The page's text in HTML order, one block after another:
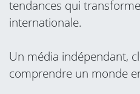
tendances qui
internationale.
Un média indépendant,
comprendre un monde